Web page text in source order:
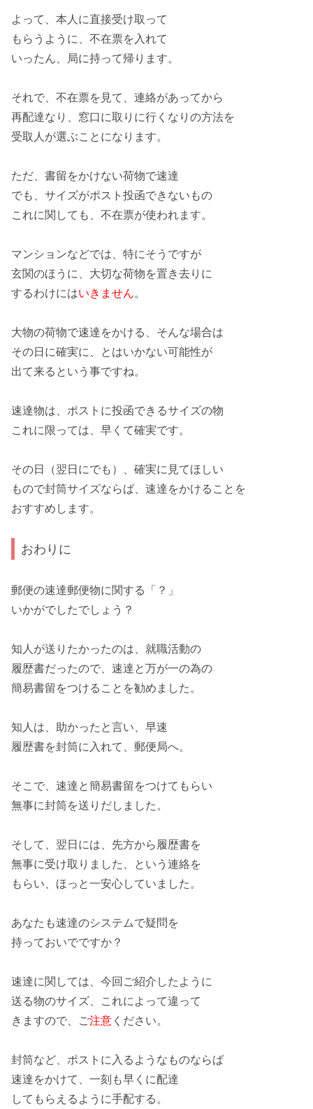
よって、 本人に直接受け取って
もらうように、 不在票を入れて
いったん、
局に持って帰ります。
それで、不在票を見て、 連絡があってから
再配達なり、 窓口に取りに行くなりの方法を
受取人が選ぶことになります。
ただ、書留をかけない荷物で速達
でも、サイズがポスト投函できない もの
これに関しても、 不在票が使われます。
マンションなどでは、特にそうですが
玄関のほうに、大切な荷物を置き去り に
するわけにはいきません。
大物の荷物で速達をかける、そんな場合は
その日に確実に、とはいかない可能性が
出て来るという事ですね。
速達物は、ポストに投函できるサイズの物
これに限っては、 早くて確実です。
その日（翌日にでも）、 確実に見てほしい
もので封筒サイズならば、速達をかけることを
おすすめ します。
おわりに
郵便の速達郵便物に関する「 ？ 」
いかがでしたでしょう？
知人が送りたかったのは、 就職活動の
履歴書だったので、 速達と万が一の為の
簡易書留 をつけることを勧めました。
知人は、助かったと言い、早速
履歴書を封筒に入れて、 郵便局へ。
そこで、 速達と簡易書留 をつけてもらい
無事に封筒を送りだしました。
そして、翌日には、 先方から 履歴書を
無事に受け取りました、という 連絡を
もらい、ほっと一安心していました。
あなたも速達のシステムで疑問を
持っておいでですか？
速達に関しては、今回ご紹介したように
送る物のサイズ 、これによって違って
きますので、ご注意 ください。
封筒など、ポストに入るようなものならば
速達をかけて、 一刻も早く に配達
してもらえるように手配する。